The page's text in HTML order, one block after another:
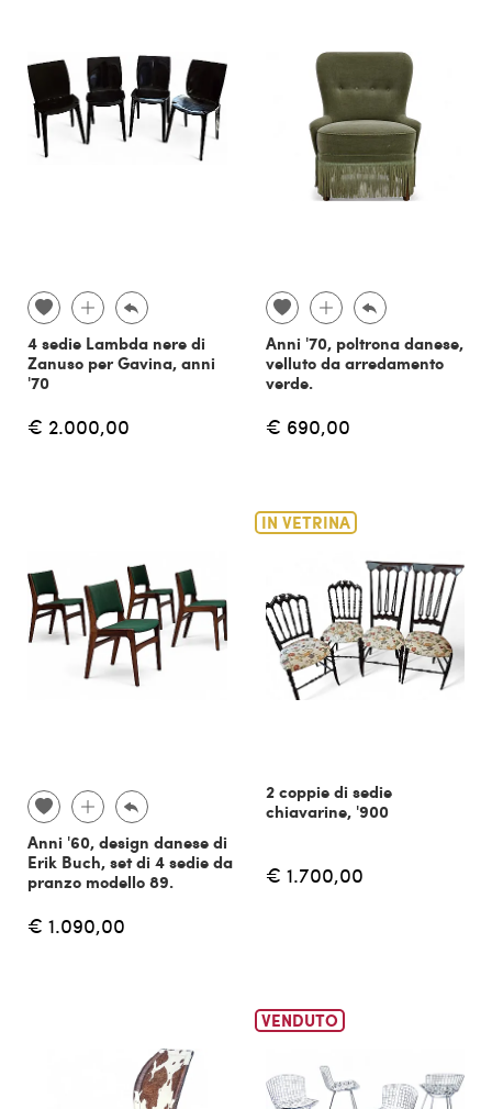
4 sedie Lambda nere di
Zanuso per Gavina, anni
'70
€ 2.000,00
Anni '70, poltrona danese,
velluto da arredamento
verde.
€ 690,00
Anni '60, design danese di
Erik Buch, set di 4 sedie da
pranzo modello 89.
€ 1.090,00
IN VETRINA
2 coppie di sedie
chiavarine, '900
€ 1.700,00
VENDUTO